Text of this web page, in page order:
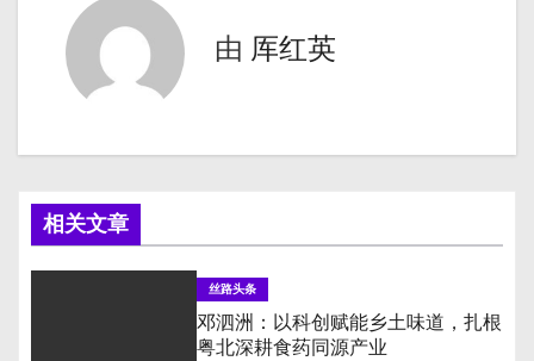
航
由 厍红英
相关文章
丝路头条
邓泗洲：以科创赋能乡土味道，扎根
粤北深耕食药同源产业